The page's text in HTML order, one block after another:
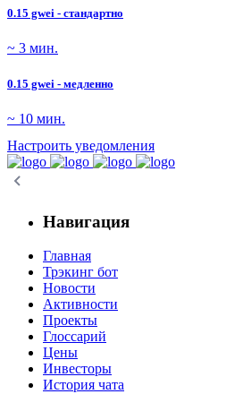
0.15 gwei - стандартно
~ 3 мин.
0.15 gwei - медленно
~ 10 мин.
Настроить уведомления
Навигация
Главная
Трэкинг бот
Новости
Активности
Проекты
Глоссарий
Цены
Инвесторы
История чата